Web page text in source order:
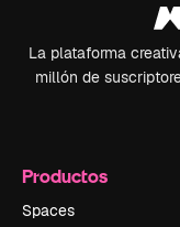
La plataforma
millón de
Productos
Spaces